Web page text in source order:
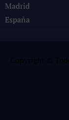
Madrid
España